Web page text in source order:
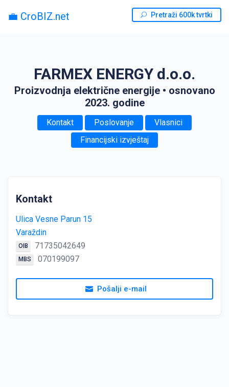
💼 CroBIZ.net Pretraži 600k tvrtki
FARMEX ENERGY d.o.o.
Proizvodnja električne energije • osnovano
2023. godine
Kontakt Poslovanje
Vlasnici
Financijski izvještaj
Kontakt
Ulica Vesne Parun 15
Varaždin
OIB 71735042649
MBS 070199097
Pošalji e-mail